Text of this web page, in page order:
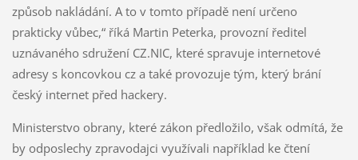
způsob nakládání. A to v tomto případě není určeno
prakticky vůbec,“ říká Martin Peterka, provozní ředitel
uznávaného sdružení CZ.NIC, které spravuje internetové
adresy s koncovkou cz a také provozuje tým, který brání
český internet před hackery.
Ministerstvo obrany, které zákon předložilo, však odmítá, že
by odposlechy zpravodajci využívali například ke čtení